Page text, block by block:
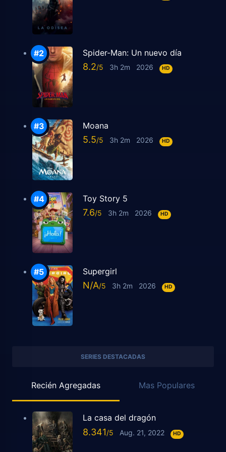
Spider-Man: Un nuevo día
8.2 3h 2m 2026 HD
Moana
5.5 3h 2m 2026 HD
Toy Story 5
7.6 3h 2m 2026 HD
Supergirl
N/A 3h 2m 2026 HD
SERIES DESTACADAS
Recién Agregadas Mas Populares
La casa del dragón
8.341 Aug. 21, 2022 HD